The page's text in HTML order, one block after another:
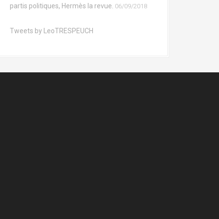
partis politiques, Hermès la revue. 06/09/2018
Tweets by LeoTRESPEUCH